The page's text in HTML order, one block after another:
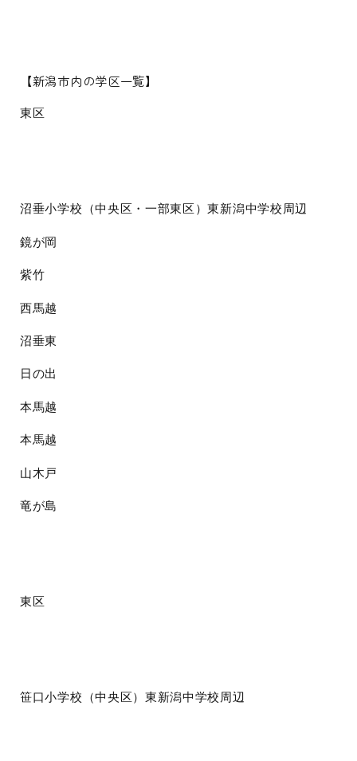
【新潟市内の学区一覧】
東区
沼垂小学校（中央区・一部東区）東新潟中学校周辺
鏡が岡
紫竹
西馬越
沼垂東
日の出
本馬越
本馬越
山木戸
竜が島
東区
笹口小学校（中央区）東新潟中学校周辺